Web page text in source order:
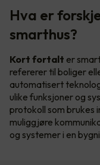
Hva er
smarthus?
Kort fortalt er
refererer til boliger
automatisert
ulike funksjoner og
protokoll som brukes
muliggjøre
og systemer i en